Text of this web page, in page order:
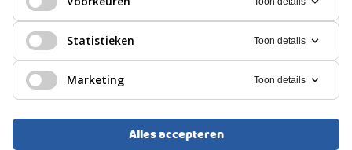
Statistieken Toon details
Marketing Toon details
Alles accepteren